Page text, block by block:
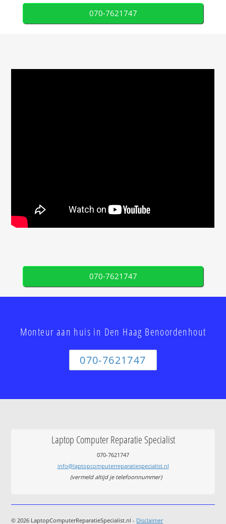
070-7621747
070-7621747
Monteur aan huis in Den Haag Benoordenhout
070-7621747
Laptop Computer Reparatie Specialist
070-7621747
info@laptopcomputerreparatiespecialist.nl
(vermeld altijd je telefoonnummer)
© 2026 LaptopComputerReparatieSpecialist.nl - Disclaimer